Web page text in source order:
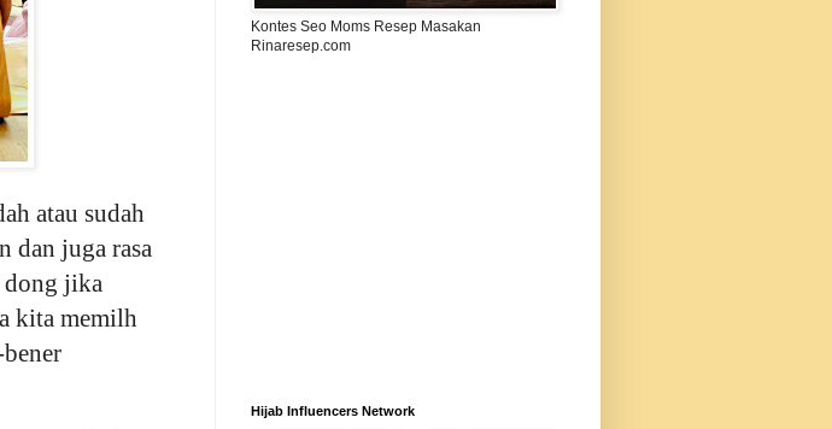
atau sudah
dan juga rasa
dong jika
kita memilh
Kontes Seo Moms Resep Masakan
Rinaresep.com
Hijab Influencers Network